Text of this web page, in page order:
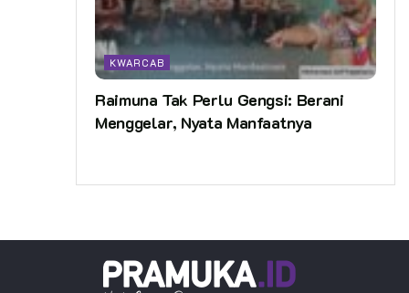
KWARCAB
Raimuna Tak Perlu Gengsi: Berani
Menggelar, Nyata Manfaatnya